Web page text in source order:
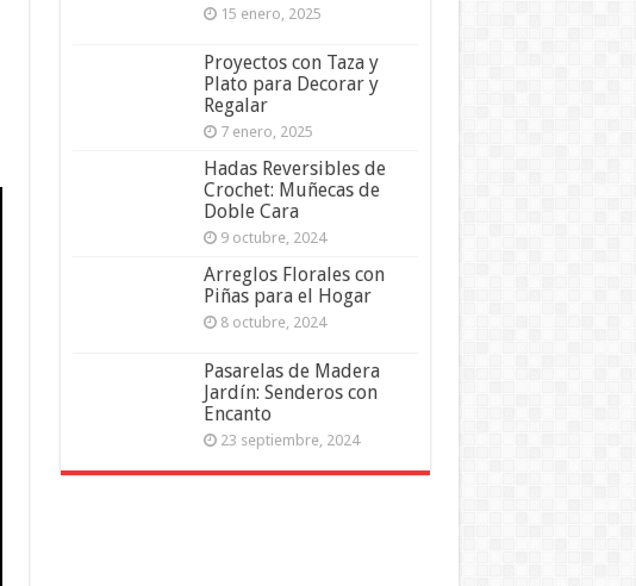
15 enero, 2025
Proyectos con Taza y
Plato para Decorar y
Regalar
7 enero, 2025
Hadas Reversibles de
Crochet: Muñecas de
Doble Cara
9 octubre, 2024
Arreglos Florales con
Piñas para el Hogar
8 octubre, 2024
Pasarelas de Madera
Jardín: Senderos con
Encanto
23 septiembre, 2024